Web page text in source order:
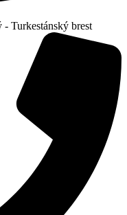
Turkestánský brest